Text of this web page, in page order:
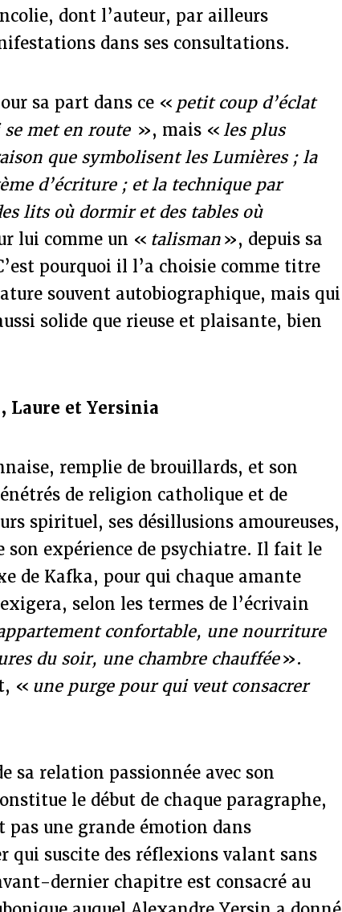
dont l’auteur, par ailleurs
dans ses consultations.
sa part dans ce « petit coup d’éclat
met en route », mais «les plus
que symbolisent les Lumières ; la
d’écriture ; et la technique par
lits où dormir et des tables où
lui comme un « talisman», depuis sa
pourquoi il l’a choisie comme titre
souvent autobiographique, mais qui
solide que rieuse et plaisante, bien
Laure et Yersinia
remplie de brouillards, et son
de religion catholique et de
spirituel, ses désillusions amoureuses,
expérience de psychiatre. Il fait le
de Kafka, pour qui chaque amante
selon les termes de l’écrivain
confortable, une nourriture
du soir, une chambre chauffée».
« une purge pour qui veut consacrer
sa relation passionnée avec son
le début de chaque paragraphe,
pas une grande émotion dans
qui suscite des réflexions valant sans
dernier chapitre est consacré au